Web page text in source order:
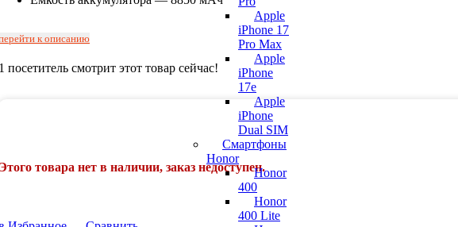
Apple
iPhone 17
Pro Max
Apple
iPhone
17e
Apple
iPhone
Dual SIM
Смартфоны
Honor
Honor
400
Honor
400 Lite
к описанию
посетитель смотрит этот товар сейчас!
товара нет в наличии, заказ недоступен.